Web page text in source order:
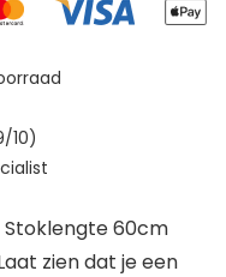
10)
Stoklengte 60cm
zien dat je een